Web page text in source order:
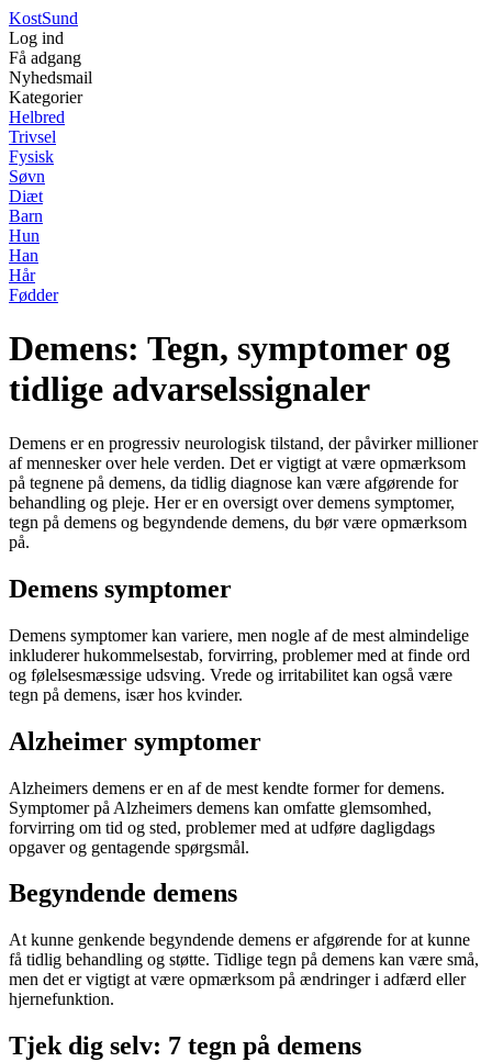
KostSund
Log ind
Få adgang
Nyhedsmail
Kategorier
Helbred
Trivsel
Fysisk
Søvn
Diæt
Barn
Hun
Han
Hår
Fødder
Demens: Tegn, symptomer og
tidlige advarselssignaler
Demens er en progressiv neurologisk tilstand, der påvirker millioner
af mennesker over hele verden. Det er vigtigt at være opmærksom
på tegnene på demens, da tidlig diagnose kan være afgørende for
behandling og pleje. Her er en oversigt over demens symptomer,
tegn på demens og begyndende demens, du bør være opmærksom
på.
Demens symptomer
Demens symptomer kan variere, men nogle af de mest almindelige
inkluderer hukommelsestab, forvirring, problemer med at finde ord
og følelsesmæssige udsving. Vrede og irritabilitet kan også være
tegn på demens, især hos kvinder.
Alzheimer symptomer
Alzheimers demens er en af de mest kendte former for demens.
Symptomer på Alzheimers demens kan omfatte glemsomhed,
forvirring om tid og sted, problemer med at udføre dagligdags
opgaver og gentagende spørgsmål.
Begyndende demens
At kunne genkende begyndende demens er afgørende for at kunne
få tidlig behandling og støtte. Tidlige tegn på demens kan være små,
men det er vigtigt at være opmærksom på ændringer i adfærd eller
hjernefunktion.
Tjek dig selv: 7 tegn på demens